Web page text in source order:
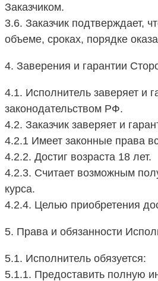
Заказчиком.
3.6. Заказчик подтверждает,
объеме, сроках, порядке
4. Заверения и гарантии
4.1. Исполнитель заверяет и
законодательством РФ.
4.2. Заказчик заверяет и
4.2.1 Имеет законные права
4.2.2. Достиг возраста 18 лет.
4.2.3. Считает возможным
курса.
4.2.4. Целью приобретения
5. Права и обязанности
5.1. Исполнитель обязуется:
5.1.1. Предоставить полную